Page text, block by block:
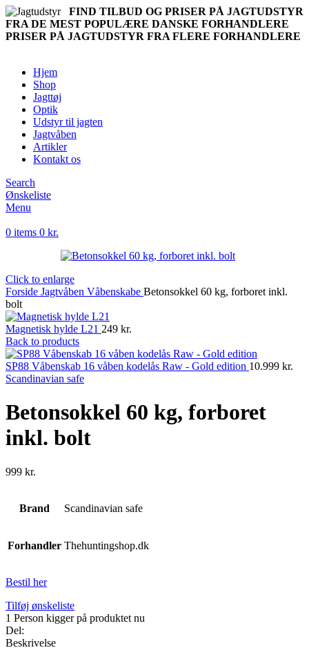
FIND TILBUD OG PRISER PÅ JAGTUDSTYR
FRA DE MEST POPULÆRE DANSKE FORHANDLERE
PRISER PÅ JAGTUDSTYR FRA FLERE FORHANDLERE
Hjem
Shop
Jagttøj
Optik
Udstyr til jagten
Jagtvåben
Artikler
Kontakt os
Search
Ønskeliste
Menu
0 items 0 kr.
Click to enlarge
Forside Jagtvåben Våbenskabe Betonsokkel 60 kg, forboret inkl.
bolt
Magnetisk hylde L21 249 kr.
Back to products
SP88 Våbenskab 16 våben kodelås Raw - Gold edition 10.999 kr.
Scandinavian safe
Betonsokkel 60 kg, forboret
inkl. bolt
999 kr.
Brand Scandinavian safe
Forhandler Thehuntingshop.dk
Bestil her
Tilføj ønskeliste
1 Person kigger på produktet nu
Del:
Beskrivelse